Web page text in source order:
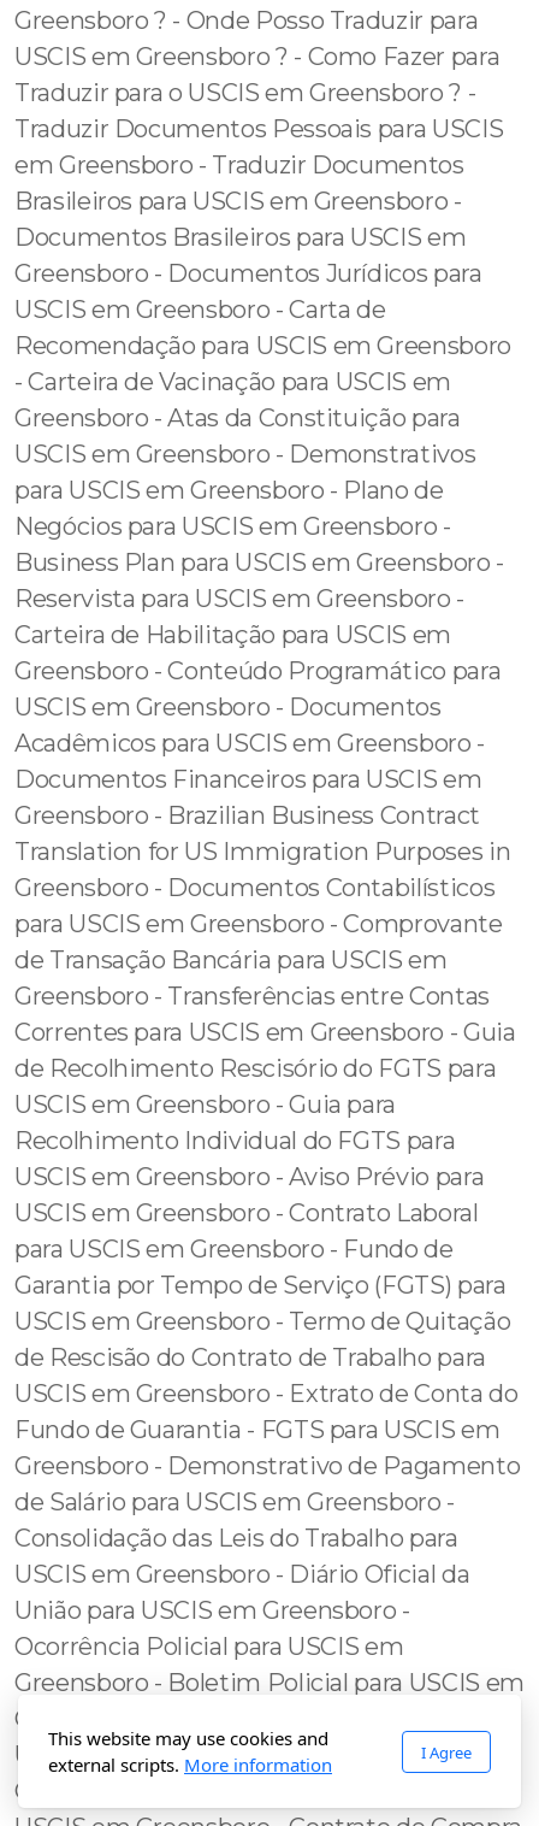
This website may use cookies and
external scripts. More information
I Agree